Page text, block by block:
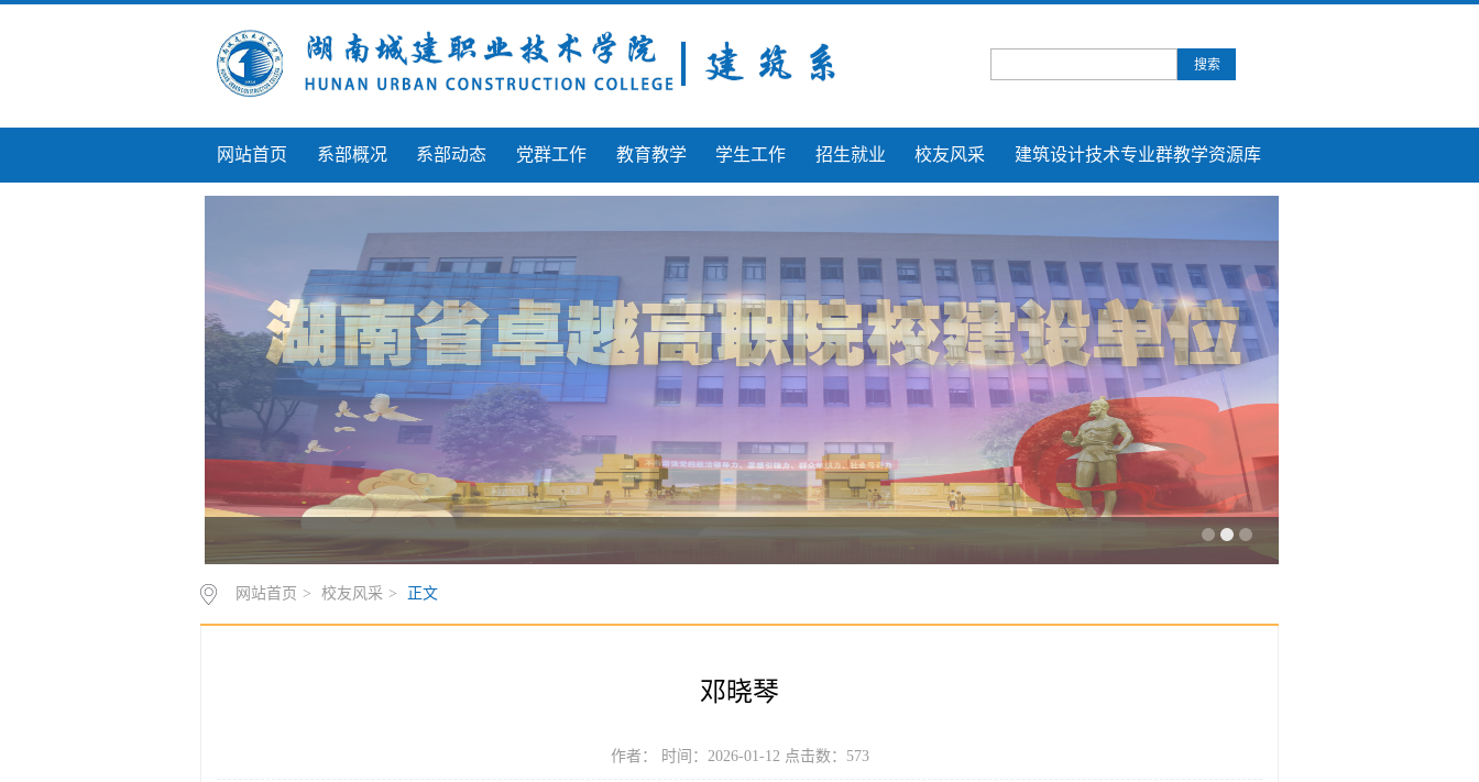
网站首页 系部概况 系部动态 党群工作 教育教学 学生工作 招生就业 校友风采 建筑设计技术专业群教学资源库
网站首页 > 校友风采 > 正文
邓晓琴
作者： 时间：2026-01-12 点击数： 573